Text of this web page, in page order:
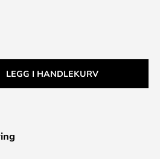
LEGG I HANDLEKURV